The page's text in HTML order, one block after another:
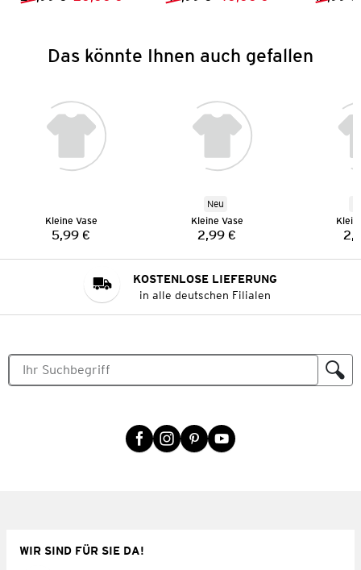
Das könnte Ihnen auch gefallen
Kleine Vase
Preis:
5,99 €
Neu
Kleine Vase
Preis:
2,99 €
KOSTENLOSE LIEFERUNG
in alle deutschen Filialen
WIR SIND FÜR SIE DA!